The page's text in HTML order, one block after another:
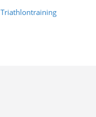
Triathlontraining